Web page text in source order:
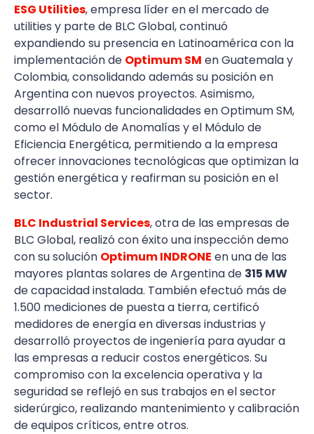
ESG Utilities, empresa líder en el mercado de
utilities y parte de BLC Global, continuó
expandiendo su presencia en Latinoamérica con la
implementación de Optimum SM en Guatemala y
Colombia, consolidando además su posición en
Argentina con nuevos proyectos. Asimismo,
desarrolló nuevas funcionalidades en Optimum SM,
como el Módulo de Anomalías y el Módulo de
Eficiencia Energética, permitiendo a la empresa
ofrecer innovaciones tecnológicas que optimizan la
gestión energética y reafirman su posición en el
sector.
BLC Industrial Services, otra de las empresas de
BLC Global, realizó con éxito una inspección demo
con su solución Optimum INDRONE en una de las
mayores plantas solares de Argentina de 315 MW
de capacidad instalada. También efectuó más de
1.500 mediciones de puesta a tierra, certificó
medidores de energía en diversas industrias y
desarrolló proyectos de ingeniería para ayudar a
las empresas a reducir costos energéticos. Su
compromiso con la excelencia operativa y la
seguridad se reflejó en sus trabajos en el sector
siderúrgico, realizando mantenimiento y calibración
de equipos críticos, entre otros.